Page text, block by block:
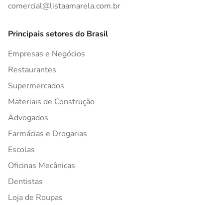
comercial@listaamarela.com.br
Principais setores do Brasil
Empresas e Negócios
Restaurantes
Supermercados
Materiais de Construção
Advogados
Farmácias e Drogarias
Escolas
Oficinas Mecânicas
Dentistas
Loja de Roupas